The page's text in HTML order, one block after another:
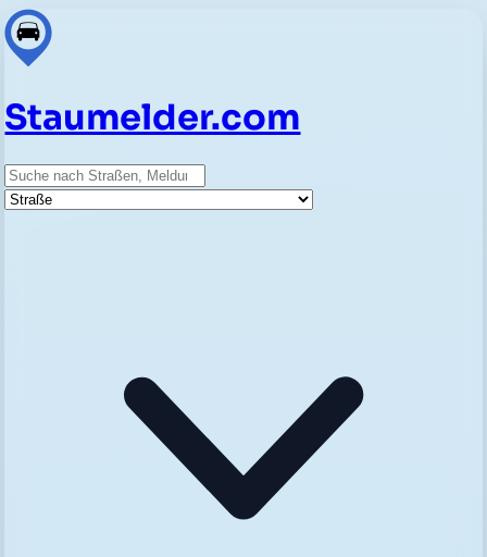
Staumelder.com
Suche
Straße